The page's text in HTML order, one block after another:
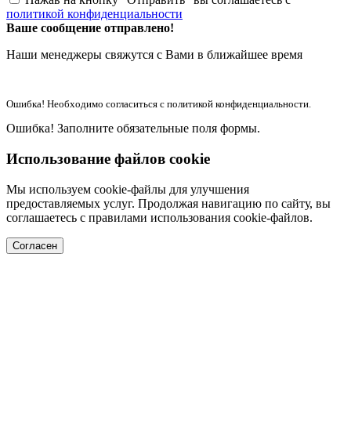
политикой конфиденциальности
Ваше сообщение отправлено!
Наши менеджеры свяжутся с Вами в ближайшее время
Ошибка! Необходимо согласиться с политикой конфиденциальности.
Ошибка! Заполните обязательные поля формы.
Использование файлов cookie
Мы используем cookie-файлы для улучшения
предоставляемых услуг. Продолжая навигацию по сайту, вы
соглашаетесь с правилами использования cookie-файлов.
Согласен